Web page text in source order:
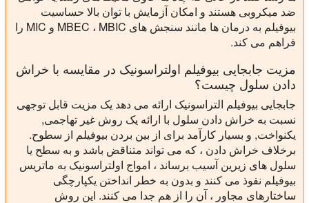
ضد میکروبی هستند و امکان آزمایش با توان بالا حساسیت
بیوفیلم به درمان ها مانند سنجش های MBEC ، MBIC و MIC را
فراهم می کند.
مزیت جابجایی بیوفیلم اولتراسونیک در مقایسه با خراش
دادن سلول چیست؟
جابجایی بیوفیلم التراسونیک ارائه می دهد یک مزیت قابل توجهی
نسبت به خراش دادن سلول با ارائه یک روش غیر تهاجمی,
یکنواخت, و بسیار کارآمد برای از بین بردن بیوفیلم از سطوح.
برخلاف خراش دادن ، که می تواند متناقض باشد و به سطح یا
سلول های زیرین آسیب برساند ، امواج اولتراسونیک به ماتریس
بیوفیلم نفوذ می کنند و بدون به خطر انداختن یکپارچگی
ساختارهای مجاور ، آن را از هم جدا می کنند. این روش